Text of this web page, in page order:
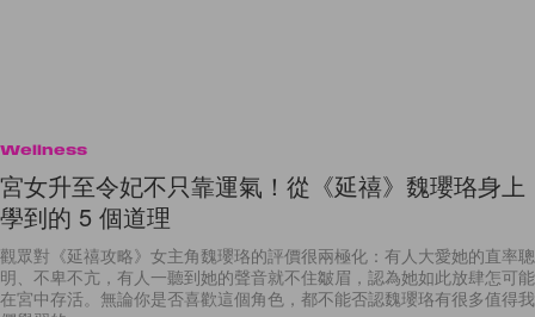
Wellness
宮女升至令妃不只靠運氣！從《延禧》魏瓔珞身上
學到的 5 個道理
觀眾對《延禧攻略》女主角魏瓔珞的評價很兩極化：有人大愛她的直率聰
明、不卑不亢，有人一聽到她的聲音就不住皺眉，認為她如此放肆怎可能
在宮中存活。無論你是否喜歡這個角色，都不能否認魏瓔珞有很多值得我